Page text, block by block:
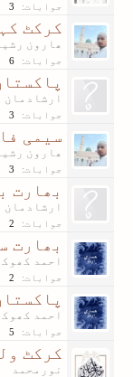
جوابات: 3
کرکٹ
ھارون
جوابات: 6
ارشادمان
جوابات: 3
سیمی
ھارون
جوابات: 3
بھارت
ارشادمان
جوابات: 2
بھارت
احمد
جوابات: 2
احمد
جوابات: 5
کرکٹ
نورمحمد